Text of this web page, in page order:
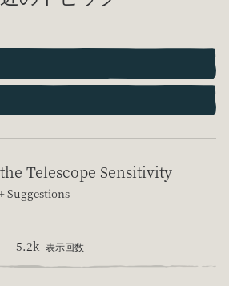
Telescope Sensitivity
Suggestions
5.2k 表示回数